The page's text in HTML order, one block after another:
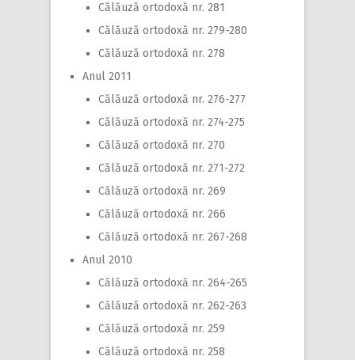
Călăuză ortodoxă nr. 281
Călăuză ortodoxă nr. 279-280
Călăuză ortodoxă nr. 278
Anul 2011
Călăuză ortodoxă nr. 276-277
Călăuză ortodoxă nr. 274-275
Călăuză ortodoxă nr. 270
Călăuză ortodoxă nr. 271-272
Călăuză ortodoxă nr. 269
Călăuză ortodoxă nr. 266
Călăuză ortodoxă nr. 267-268
Anul 2010
Călăuză ortodoxă nr. 264-265
Călăuză ortodoxă nr. 262-263
Călăuză ortodoxă nr. 259
Călăuză ortodoxă nr. 258